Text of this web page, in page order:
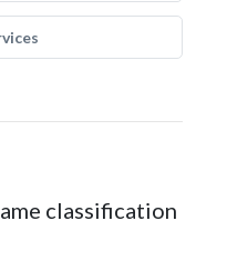
classification